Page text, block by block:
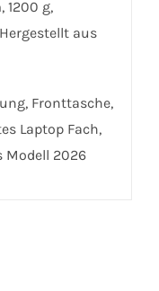
1200 g,
aus
Fronttasche,
Laptop Fach,
Modell 2026